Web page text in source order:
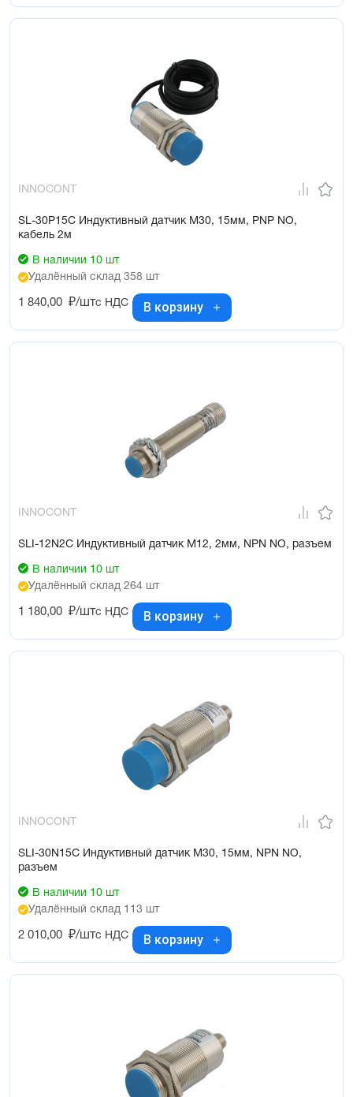
INNOCONT
SL-30P15C Индуктивный датчик М30, 15мм, PNP NO,
кабель 2м
В наличии 10 шт
Удалённый склад 358 шт
1 840,00 ₽/штс НДС В корзину
INNOCONT
SLI-12N2C Индуктивный датчик М12, 2мм, NPN NO, разъем
В наличии 10 шт
Удалённый склад 264 шт
1 180,00 ₽/штс НДС В корзину
INNOCONT
SLI-30N15C Индуктивный датчик М30, 15мм, NPN NO,
разъем
В наличии 10 шт
Удалённый склад 113 шт
2 010,00 ₽/штс НДС В корзину